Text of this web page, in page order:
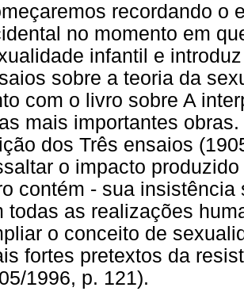
recordando o
no momento em
infantil e
sobre a teoria da
com o livro sobre A
mais importantes
dos Três ensaios
o impacto
contém - sua
todas as realizações
o conceito de
fortes pretextos da
1996, p. 121).